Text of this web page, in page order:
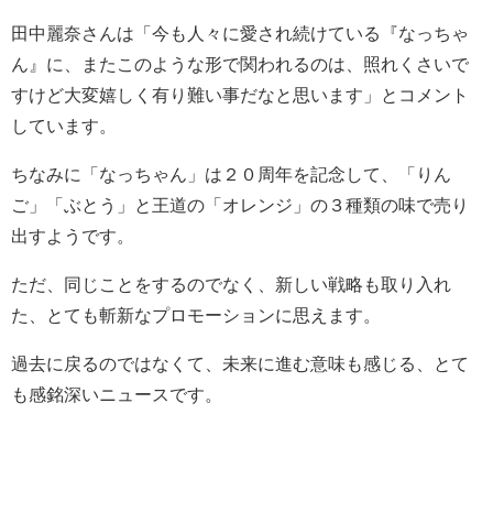
田中麗奈さんは「今も人々に愛され続けている『なっちゃ
ん』に、またこのような形で関われるのは、照れくさいで
すけど大変嬉しく有り難い事だなと思います」とコメント
しています。
ちなみに「なっちゃん」は２０周年を記念して、「りん
ご」「ぶとう」と王道の「オレンジ」の３種類の味で売り
出すようです。
ただ、同じことをするのでなく、新しい戦略も取り入れ
た、とても斬新なプロモーションに思えます。
過去に戻るのではなくて、未来に進む意味も感じる、とて
も感銘深いニュースです。